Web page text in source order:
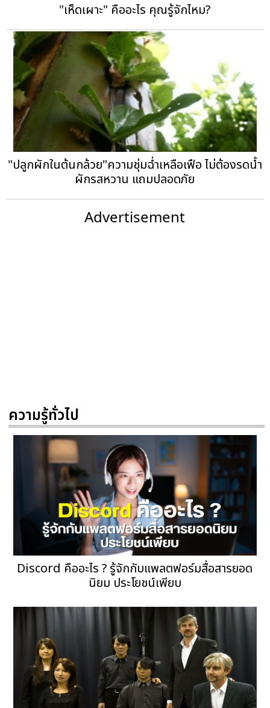
"เห็ดเผาะ" คืออะไร คุณรู้จักไหม?
"ปลูกผักในต้นกล้วย"ความชุ่มฉ่ำเหลือเฟือ ไม่ต้องรดน้ำ
ผักรสหวาน แถมปลอดภัย
Advertisement
ความรู้ทั่วไป
Discord คืออะไร ? รู้จักกับแพลตฟอร์มสื่อสารยอด
นิยม ประโยชน์เพียบ